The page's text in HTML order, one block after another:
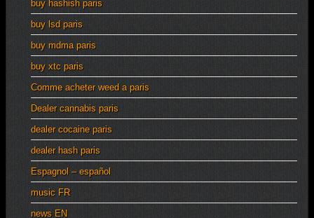
buy hashish paris
buy lsd paris
buy mdma paris
buy xtc paris
Comme acheter weed a paris
Dealer cannabis paris
dealer cocaine paris
dealer hash paris
Espagnol – español
music FR
news EN